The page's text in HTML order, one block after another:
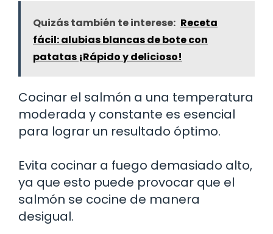
Quizás también te interese: Receta
fácil: alubias blancas de bote con
patatas ¡Rápido y delicioso!
Cocinar el salmón a una temperatura
moderada y constante es esencial
para lograr un resultado óptimo.
Evita cocinar a fuego demasiado alto,
ya que esto puede provocar que el
salmón se cocine de manera
desigual.